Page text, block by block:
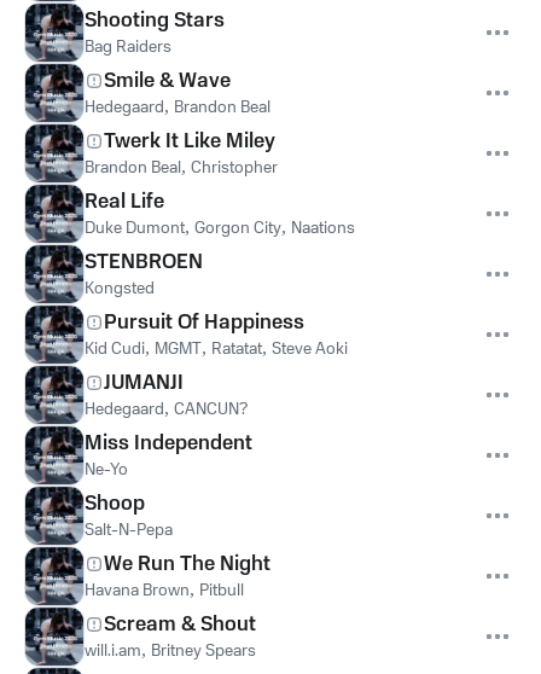
Shooting Stars
Bag Raiders
Smile & Wave
Hedegaard, Brandon Beal
Twerk It Like Miley
Brandon Beal, Christopher
Real Life
Duke Dumont, Gorgon City, Naations
STENBROEN
Kongsted
Pursuit Of Happiness
Kid Cudi, MGMT, Ratatat, Steve Aoki
JUMANJI
Hedegaard, CANCUN?
Miss Independent
Ne-Yo
Shoop
Salt-N-Pepa
We Run The Night
Havana Brown, Pitbull
Scream & Shout
will.i.am, Britney Spears